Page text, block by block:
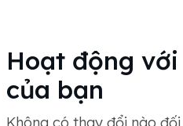
Hoạt động
của bạn